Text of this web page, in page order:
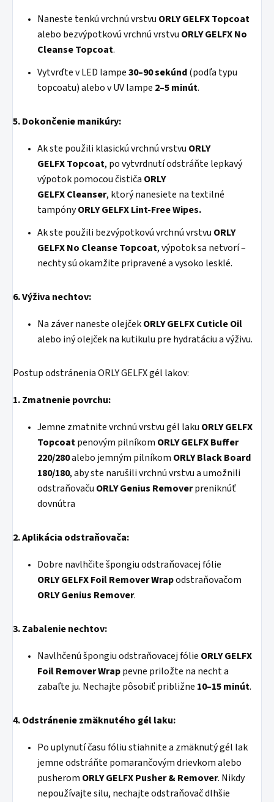
Naneste tenkú vrchnú vrstvu ORLYGELFXTopcoat
alebo bezvýpotkovú vrchnú vrstvu ORLYGELFXNo
Cleanse Topcoat.
Vytvrďte v LED lampe30–90 sekúnd(podľa typu
topcoatu) alebo v UV lampe 2–5 minút.
5. Dokončenie manikúry:
Ak ste použili klasickú vrchnú vrstvu ORLY
GELFXTopcoat, po vytvrdnutí odstráňte lepkavý
výpotok pomocou čističa ORLY
GELFXCleanser, ktorý nanesiete na textilné
tampónyORLY GELFX Lint-Free Wipes.
Ak ste použili bezvýpotkovú vrchnú vrstvu ORLY
GELFXNo Cleanse Topcoat, výpotok sa netvorí –
nechty sú okamžite pripravené a vysoko lesklé.
6. Výživa nechtov:
Na záver naneste olejčekORLY GELFX Cuticle Oil
alebo iný olejček na kutikulu pre hydratáciu a výživu.
Postup odstránenia ORLY GELFX gél lakov:
1. Zmatnenie povrchu:
Jemne zmatnite vrchnú vrstvu gél laku ORLY GELFX
Topcoatpenovým pilníkom ORLY GELFX Buffer
220/280alebo jemným pilníkom ORLY Black Board
180/180, aby ste narušili vrchnú vrstvu a umožnili
odstraňovaču ORLY Genius Removerpreniknúť
dovnútra
2. Aplikácia odstraňovača:
Dobre navlhčite špongiu odstraňovacej fólie
ORLY GELFX Foil Remover Wrapodstraňovačom
ORLY Genius Remover.
3. Zabalenie nechtov:
Navlhčenú špongiu odstraňovacej fólie ORLY GELFX
Foil Remover Wrappevne priložte na necht a
zabaľte ju. Nechajte pôsobiť približne 10–15 minút.
4. Odstránenie zmäknutého gél laku:
Po uplynutí času fóliu stiahnite a zmäknutý gél lak
jemne odstráňte pomarančovým drievkom alebo
pusherom ORLY GELFX Pusher & Remover. Nikdy
nepoužívajte silu, nechajte odstraňovač dlhšie